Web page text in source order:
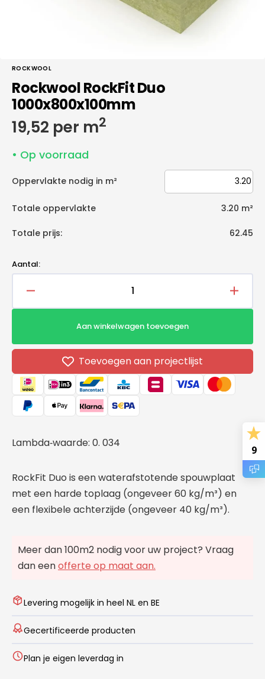
ROCKWOOL
Rockwool RockFit Duo
1000x800x100mm
Normale
prijs
19,52 per m2
• Op voorraad
Oppervlakte nodig in m²
Totale oppervlakte 3.20 m²
Totale prijs: 62.45
Aantal:
verlagen
RockFit
1000x800x100mm
Aantal
Aan winkelwagen toevoegen
Toevoegen aan projectlijst
Lambda‑waarde: 0. 034
RockFit Duo is een waterafstotende spouwplaat
met een harde toplaag (ongeveer 60 kg/m³) en
een flexibele achterzijde (ongeveer 40 kg/m³).
Meer dan 100m2 nodig voor uw project? Vraag
dan eenofferte op maat aan.
Levering mogelijk in heel NL en BE
Gecertificeerde producten
Plan je eigen leverdag in
9